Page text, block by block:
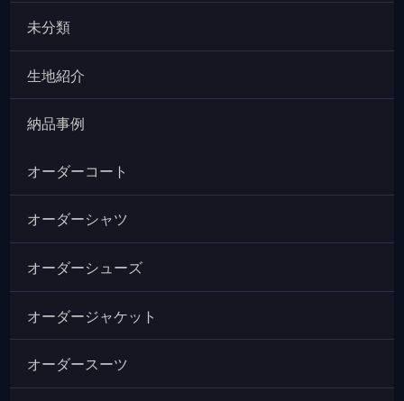
未分類
生地紹介
納品事例
オーダーコート
オーダーシャツ
オーダーシューズ
オーダージャケット
オーダースーツ